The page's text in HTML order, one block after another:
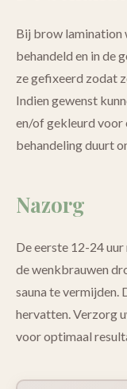
Bij brow lamination
behandeld en in de
ze gefixeerd zodat
Indien gewenst
en/of gekleurd voor
behandeling duurt
Nazorg
De eerste 12-24
de wenkbrauwen
sauna te vermijden.
hervatten. Verzorg
voor optimaal